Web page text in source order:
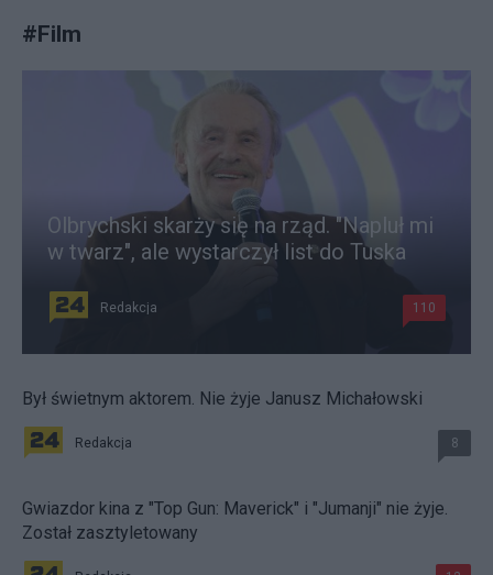
#Film
Olbrychski skarży się na rząd. "Napluł mi
w twarz", ale wystarczył list do Tuska
Redakcja 110
Był świetnym aktorem. Nie żyje Janusz Michałowski
Redakcja 8
Gwiazdor kina z "Top Gun: Maverick" i "Jumanji" nie żyje.
Został zasztyletowany